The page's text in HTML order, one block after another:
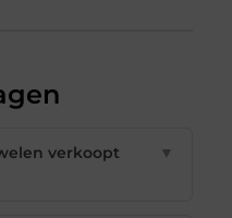
verkoopt
▼